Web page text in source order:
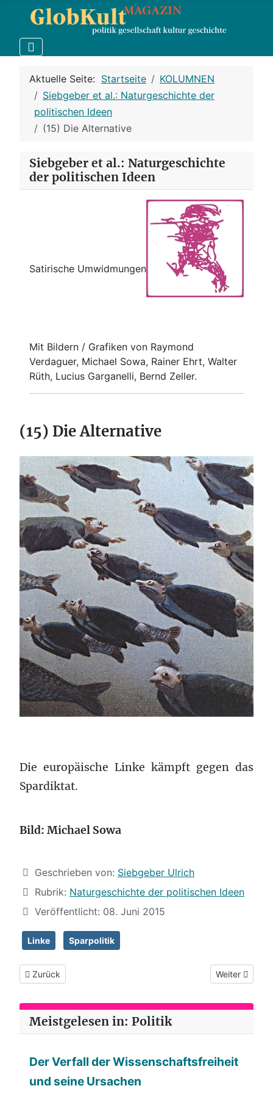
Aktuelle Seite: Startseite
KOLUMNEN
Siebgeber et al.: Naturgeschichte der
politischen Ideen
(15) Die Alternative
Siebgeber et al.: Naturgeschichte
der politischen Ideen
Satirische Umwidmungen
Mit Bildern / Grafiken von Raymond
Verdaguer, Michael Sowa, Rainer Ehrt, Walter
Rüth, Lucius Garganelli, Bernd Zeller.
(15) Die Alternative
Die europäische Linke kämpft gegen das
Spardiktat.
Bild: Michael Sowa
Details
Geschrieben von: Siebgeber Ulrich
Rubrik: Naturgeschichte der politischen Ideen
Veröffentlicht: 08. Juni 2015
Linke Sparpolitik
Vorheriger Beitrag: (14) Insel der Ratlosen
Zurück Nächster
Weiter
Meistgelesen in: Politik
Der Verfall der Wissenschaftsfreiheit
und seine Ursachen